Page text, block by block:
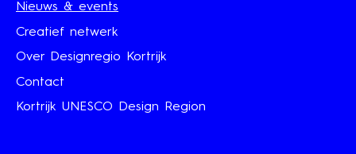
Nieuws & events
Creatief netwerk
Over Designregio Kortrijk
Contact
Kortrijk UNESCO Design Region